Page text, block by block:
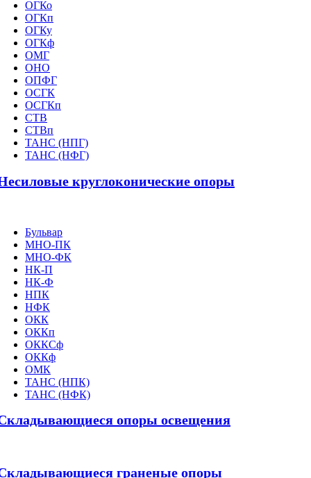
ОГКо
ОГКп
ОГКу
ОГКф
ОМГ
ОНО
ОПФГ
ОСГК
ОСГКп
СТВ
СТВп
ТАНС (НПГ)
ТАНС (НФГ)
круглоконические опоры
Бульвар
МНО-ПК
МНО-ФК
НК-П
НК-Ф
НПК
НФК
ОКК
ОККп
ОККСф
ОККф
ОМК
ТАНС (НПК)
ТАНС (НФК)
опоры освещения
граненые опоры